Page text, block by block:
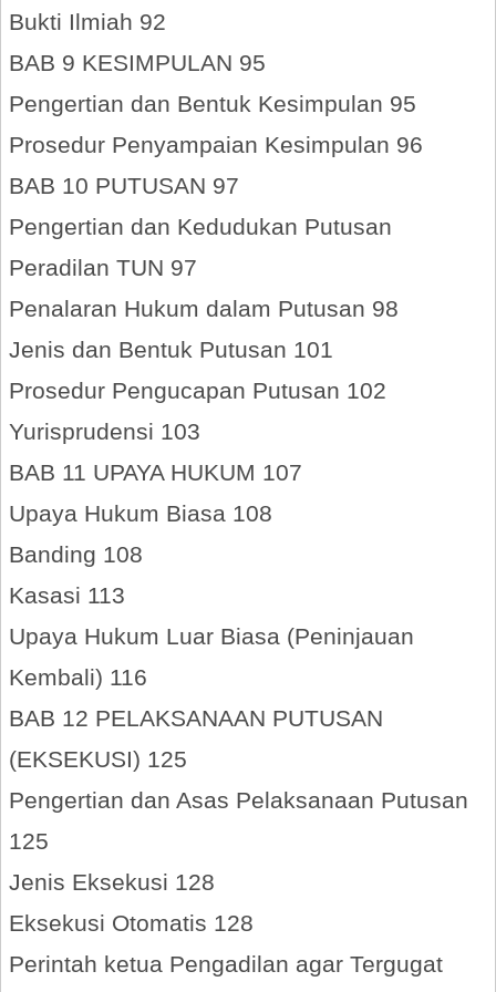
Bukti Ilmiah 92
BAB 9 KESIMPULAN 95
Pengertian dan Bentuk Kesimpulan 95
Prosedur Penyampaian Kesimpulan 96
BAB 10 PUTUSAN 97
Pengertian dan Kedudukan Putusan
Peradilan TUN 97
Penalaran Hukum dalam Putusan 98
Jenis dan Bentuk Putusan 101
Prosedur Pengucapan Putusan 102
Yurisprudensi 103
BAB 11 UPAYA HUKUM 107
Upaya Hukum Biasa 108
Banding 108
Kasasi 113
Upaya Hukum Luar Biasa (Peninjauan
Kembali) 116
BAB 12 PELAKSANAAN PUTUSAN
(EKSEKUSI) 125
Pengertian dan Asas Pelaksanaan Putusan
125
Jenis Eksekusi 128
Eksekusi Otomatis 128
Perintah ketua Pengadilan agar Tergugat